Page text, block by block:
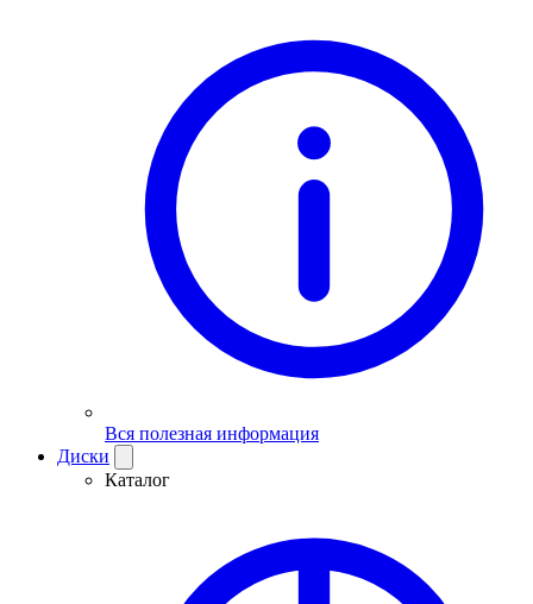
Вся полезная информация
Диски
Каталог